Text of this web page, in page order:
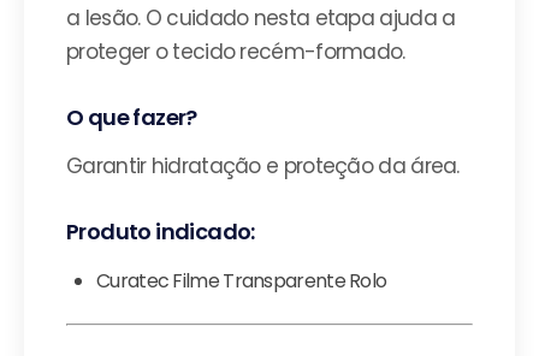
a lesão. O cuidado nesta etapa ajuda a
proteger o tecido recém-formado.
O que fazer?
Garantir hidratação e proteção da área.
Produto indicado:
Curatec Filme Transparente Rolo